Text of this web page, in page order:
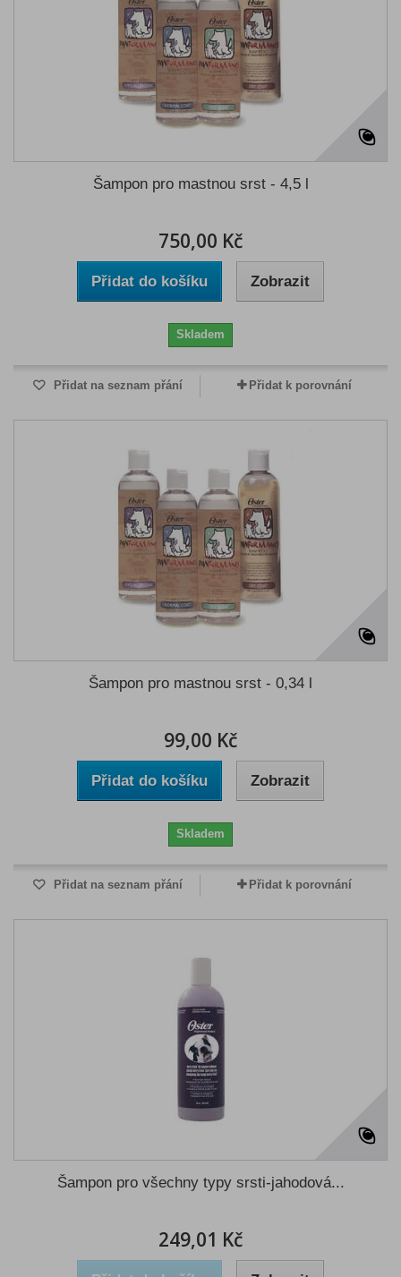
Šampon pro mastnou srst - 4,5 l
750,00 Kč
Přidat do košíku Zobrazit
Skladem
Přidat na seznam přání Přidat k porovnání
Šampon pro mastnou srst - 0,34 l
99,00 Kč
Přidat do košíku Zobrazit
Skladem
Přidat na seznam přání Přidat k porovnání
Šampon pro všechny typy srsti-jahodová...
249,01 Kč